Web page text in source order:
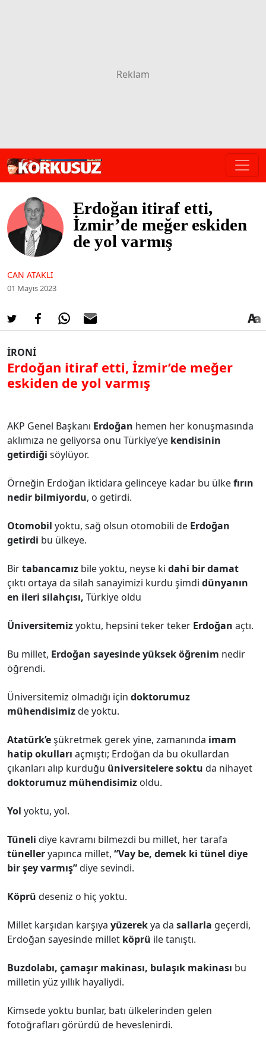
Erdoğan itiraf etti,
İzmir’de meğer eskiden
de yol varmış
CAN ATAKLI
01 Mayıs 2023
İRONİ
Erdoğan itiraf etti, İzmir’de meğer
eskiden de yol varmış
AKP Genel Başkanı Erdoğan hemen her konuşmasında
aklımıza ne geliyorsa onu Türkiye’ye kendisinin
getirdiği söylüyor.
Örneğin Erdoğan iktidara gelinceye kadar bu ülkefırın
nedir bilmiyordu, o getirdi.
Otomobil yoktu, sağ olsun otomobili de Erdoğan
getirdi bu ülkeye.
Birtabancamız bile yoktu, neyse ki dahi bir damat
çıktı ortaya da silah sanayimizi kurdu şimdi dünyanın
en ileri silahçısı, Türkiye oldu
Üniversitemizyoktu, hepsini teker teker Erdoğan açtı.
Bu millet, Erdoğan sayesinde yüksek öğrenim nedir
öğrendi.
Üniversitemiz olmadığı için doktorumuz
mühendisimizde yoktu.
Atatürk’eşükretmek gerek yine, zamanında imam
hatip okulları açmıştı; Erdoğan da bu okullardan
çıkanları alıp kurduğu üniversitelere soktu da nihayet
doktorumuz mühendisimiz oldu.
Yol yoktu, yol.
Tüneli diye kavramı bilmezdi bu millet, her tarafa
tünelleryapınca millet, “Vay be, demek ki tünel diye
bir şey varmış”diye sevindi.
Köprü deseniz o hiç yoktu.
Millet karşıdan karşıya yüzerekya da sallarla geçerdi,
Erdoğan sayesinde millet köprü ile tanıştı.
Buzdolabı, çamaşır makinası, bulaşık makinası bu
milletin yüz yıllık hayaliydi.
Kimsede yoktu bunlar, batı ülkelerinden gelen
fotoğrafları görürdü de heveslenirdi.